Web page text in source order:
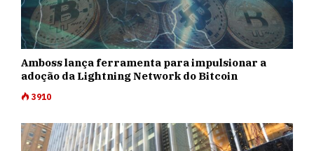
Amboss lança ferramenta para impulsionar a
adoção da Lightning Network do Bitcoin
3910